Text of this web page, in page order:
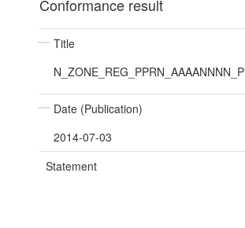
Conformance result
Title
N_ZONE_REG_PPRN_AAAANNNN_P
Date (Publication)
2014-07-03
Statement